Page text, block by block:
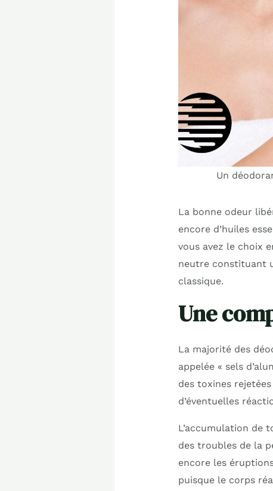
Un
La bonne odeur
encore d’huiles
vous avez le choix
neutre constituant
classique.
Une
La majorité des
appelée « sels
des toxines
d’éventuelles
L’accumulation de
des troubles de la
encore les
puisque le corps